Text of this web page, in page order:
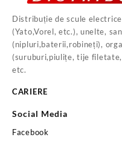
Distribuție de scule
(Yato,Vorel, etc.), unelte,
(nipluri,baterii,robineți),
(suruburi,piulițe, tije
etc.
CARIERE
Social Media
Facebook